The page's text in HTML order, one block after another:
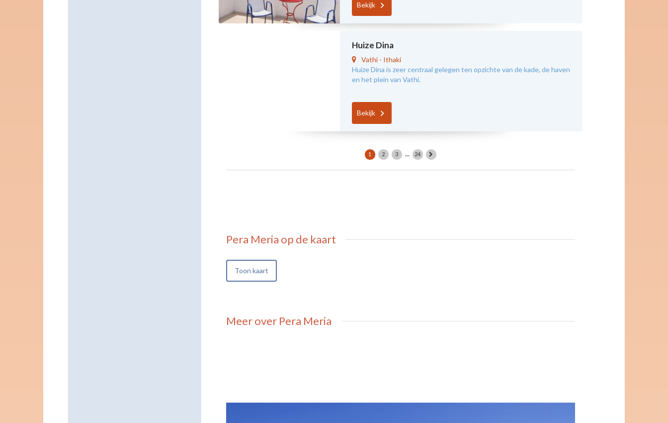
Bekijk
Huize Dina
Vathi- Ithaki
Huize Dina is zeer centraal gelegen ten opzichte van de kade, de haven
en het plein van Vathi.
Bekijk
1 2 3 ... 24
Pera Meria op de kaart
Toon kaart
Meer over Pera Meria